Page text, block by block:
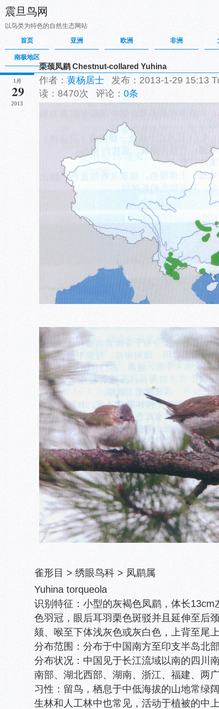
震旦鸟网
以鸟类为特色的自然生态网站
首页
亚洲 欧洲 非洲
南极地区
1月
29
2013
栗颈凤鹛 Chestnut-collared Yuhina
作者： 黄杨居士 发布：2013-1-29 15:13
读：8470次 评论： 0条
雀形目 > 绣眼鸟科 > 凤鹛属
Yuhina torqueola
识别特征：小型的灰褐色凤鹛，体长
色羽冠，眼后耳羽栗色斑驳并且延伸至后
颏、喉至下体浅灰色或灰白色，上背至尾
分布范围：分布于中国南方至印支半岛北
分布状况：中国见于长江流域以南的四川
南部、湖北西部、湖南、浙江、福建、两
习性：留鸟，栖息于中低海拔的山地常绿
生林和人工林中也常见，活动于植被的中